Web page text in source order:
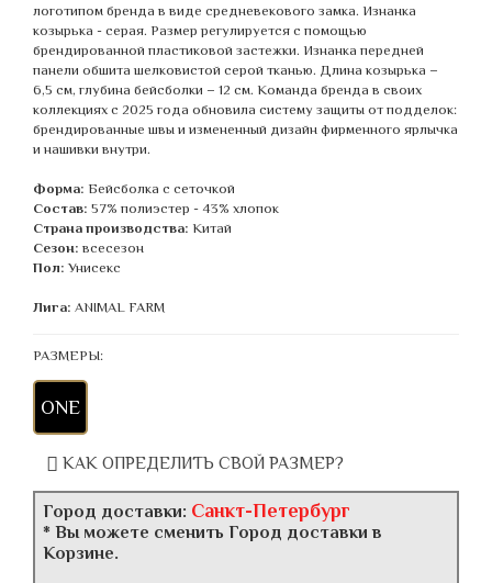
логотипом бренда в виде средневекового замка. Изнанка
козырька - серая. Размер регулируется с помощью
брендированной пластиковой застежки. Изнанка передней
панели обшита шелковистой серой тканью. Длина козырька –
6,5 см, глубина бейсболки – 12 см. Команда бренда в своих
коллекциях с 2025 года обновила систему защиты от подделок:
брендированные швы и измененный дизайн фирменного ярлычка
и нашивки внутри.
Форма: Бейсболка с сеточкой
Состав: 57% полиэстер - 43% хлопок
Страна производства: Китай
Сезон: всесезон
Пол: Унисекс
Лига: ANIMAL FARM
РАЗМЕРЫ:
ONE
КАК ОПРЕДЕЛИТЬ СВОЙ РАЗМЕР?
Город доставки: Санкт-Петербург
* Вы можете сменить Город доставки в
Корзине.